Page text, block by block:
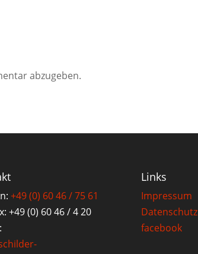
abzugeben.
+49 (0) 60 46 / 75 61
+49 (0) 60 46 / 4 20
Links
Impressum
Datenschutz
facebook